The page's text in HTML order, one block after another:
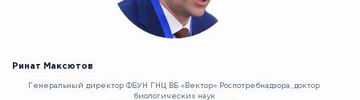
Ринат Максютов
Генеральный директор ФБУН ГНЦ ВБ «Вектор» Роспотребнадзора, доктор
биологических наук